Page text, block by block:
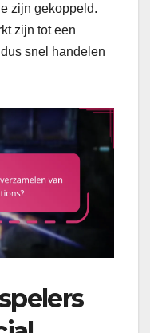
zijn gekoppeld.
zijn tot een
snel handelen